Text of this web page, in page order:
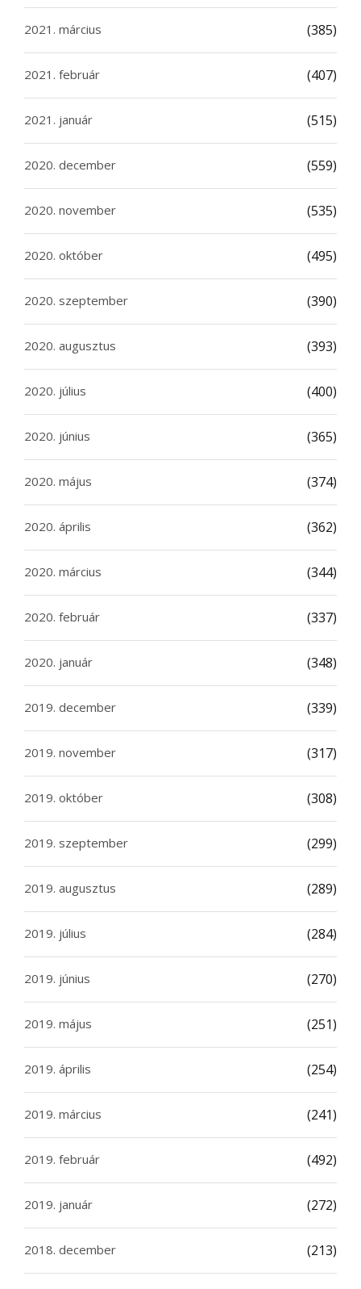
2021. március (385)
2021. február (407)
2021. január (515)
2020. december (559)
2020. november (535)
2020. október (495)
2020. szeptember (390)
2020. augusztus (393)
2020. július (400)
2020. június (365)
2020. május (374)
2020. április (362)
2020. március (344)
2020. február (337)
2020. január (348)
2019. december (339)
2019. november (317)
2019. október (308)
2019. szeptember (299)
2019. augusztus (289)
2019. július (284)
2019. június (270)
2019. május (251)
2019. április (254)
2019. március (241)
2019. február (492)
2019. január (272)
2018. december (213)